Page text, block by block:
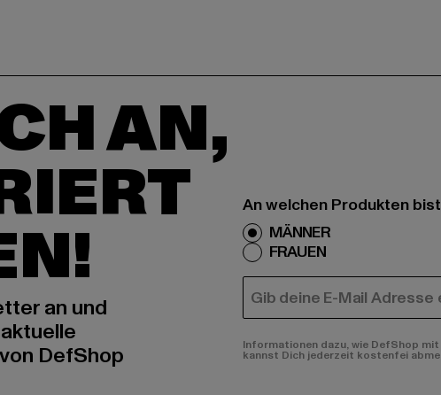
AN,
an und
DefShop
An welchen Produkten
MÄNNER
FRAUEN
E-MAIL
Informationen dazu, wie DefShop
kannst Dich jederzeit kostenfei